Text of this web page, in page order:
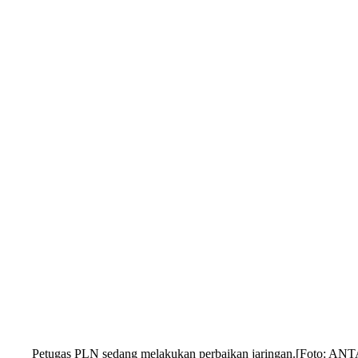
Petugas PLN sedang melakukan perbaikan jaringan.[Foto: